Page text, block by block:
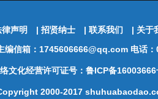
声明 | 招贤纳士 | 联系我们 | 关于
编信箱：1745606666@qq.com 电话
文化经营许可证号：鲁ICP备
2000-2017